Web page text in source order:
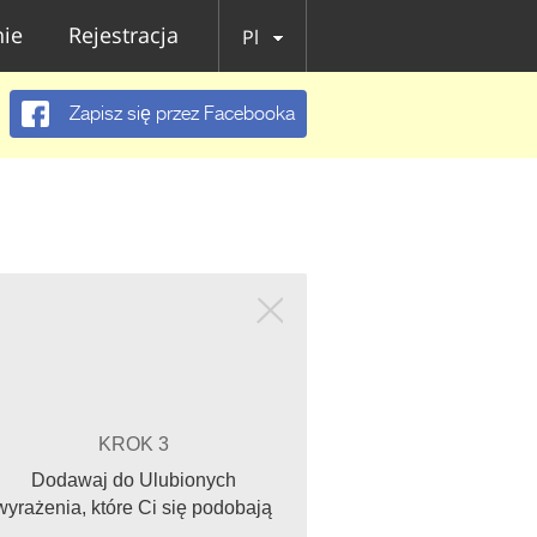
Rejestracja Pl
Zapisz się przez Facebooka
KROK 3
Dodawaj do Ulubionych
które Ci się podobają